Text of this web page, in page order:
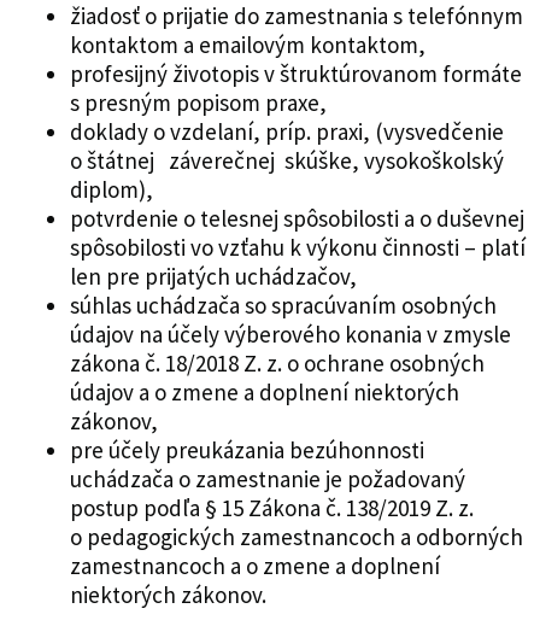
žiadosť o prijatie do zamestnania s telefónnym
kontaktom a emailovým kontaktom,
profesijný životopis v štruktúrovanom formáte
s presným popisom praxe,
doklady o vzdelaní, príp. praxi, (vysvedčenie
o štátnej záverečnej skúške, vysokoškolský
diplom),
potvrdenie o telesnej spôsobilosti a o duševnej
spôsobilosti vo vzťahu k výkonu činnosti – platí
len pre prijatých uchádzačov,
súhlas uchádzača so spracúvaním osobných
údajov na účely výberového konania v zmysle
zákona č. 18/2018 Z. z. o ochrane osobných
údajov a o zmene a doplnení niektorých
zákonov,
pre účely preukázania bezúhonnosti
uchádzača o zamestnanie je požadovaný
postup podľa § 15 Zákona č. 138/2019 Z. z.
o pedagogických zamestnancoch a odborných
zamestnancoch a o zmene a doplnení
niektorých zákonov.